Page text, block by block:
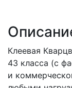
Клеевая
43 класса (с
и